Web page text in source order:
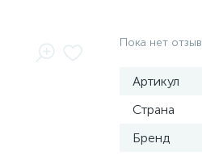
Пока нет
Артикул
Страна
Бренд